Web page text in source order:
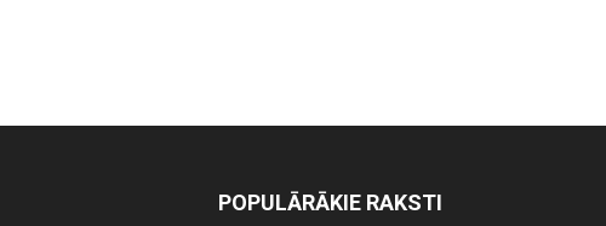
POPULĀRĀKIE RAKSTI